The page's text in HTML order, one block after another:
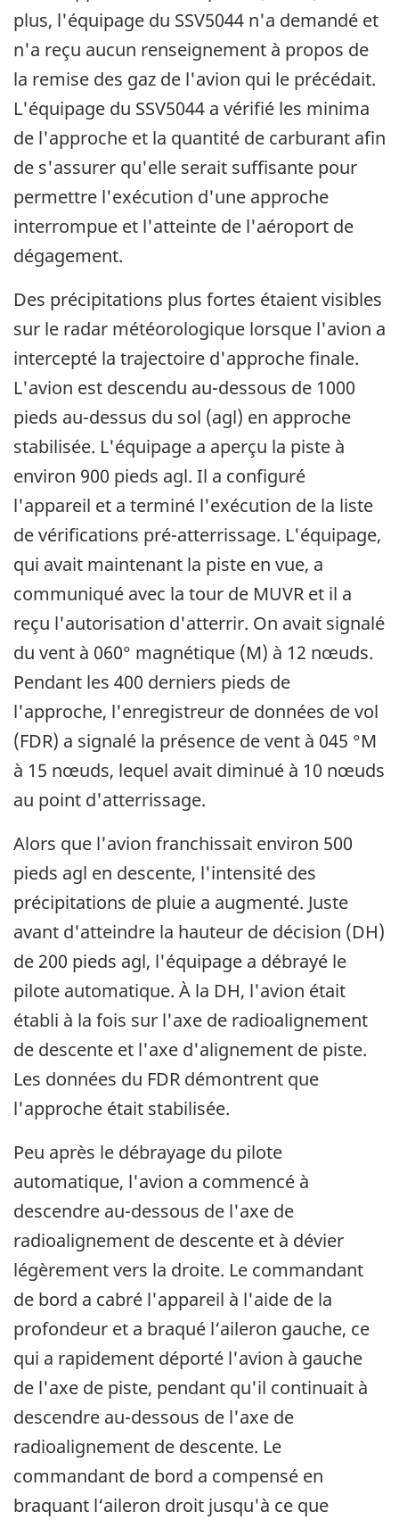
plus, l'équipage du SSV5044 n'a demandé et
n'a reçu aucun renseignement à propos de
la remise des gaz de l'avion qui le précédait.
L'équipage du SSV5044 a vérifié les minima
de l'approche et la quantité de carburant afin
de s'assurer qu'elle serait suffisante pour
permettre l'exécution d'une approche
interrompue et l'atteinte de l'aéroport de
dégagement.
Des précipitations plus fortes étaient visibles
sur le radar météorologique lorsque l'avion a
intercepté la trajectoire d'approche finale.
L'avion est descendu au-dessous de 1000
pieds au-dessus du sol (agl) en approche
stabilisée. L'équipage a aperçu la piste à
environ 900 pieds agl. Il a configuré
l'appareil et a terminé l'exécution de la liste
de vérifications pré-atterrissage. L'équipage,
qui avait maintenant la piste en vue, a
communiqué avec la tour de MUVR et il a
reçu l'autorisation d'atterrir. On avait signalé
du vent à 060° magnétique (M) à 12 nœuds.
Pendant les 400 derniers pieds de
l'approche, l'enregistreur de données de vol
(FDR) a signalé la présence de vent à 045 °M
à 15 nœuds, lequel avait diminué à 10 nœuds
au point d'atterrissage.
Alors que l'avion franchissait environ 500
pieds agl en descente, l'intensité des
précipitations de pluie a augmenté. Juste
avant d'atteindre la hauteur de décision (DH)
de 200 pieds agl, l'équipage a débrayé le
pilote automatique. À la DH, l'avion était
établi à la fois sur l'axe de radioalignement
de descente et l'axe d'alignement de piste.
Les données du FDR démontrent que
l'approche était stabilisée.
Peu après le débrayage du pilote
automatique, l'avion a commencé à
descendre au-dessous de l'axe de
radioalignement de descente et à dévier
légèrement vers la droite. Le commandant
de bord a cabré l'appareil à l'aide de la
profondeur et a braqué l‘aileron gauche, ce
qui a rapidement déporté l'avion à gauche
de l'axe de piste, pendant qu'il continuait à
descendre au-dessous de l'axe de
radioalignement de descente. Le
commandant de bord a compensé en
braquant l‘aileron droit jusqu'à ce que